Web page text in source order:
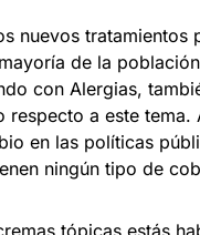
nuevos
de la
con Alergias,
respecto a este
en las políticas
ningún tipo de
tópicas estás